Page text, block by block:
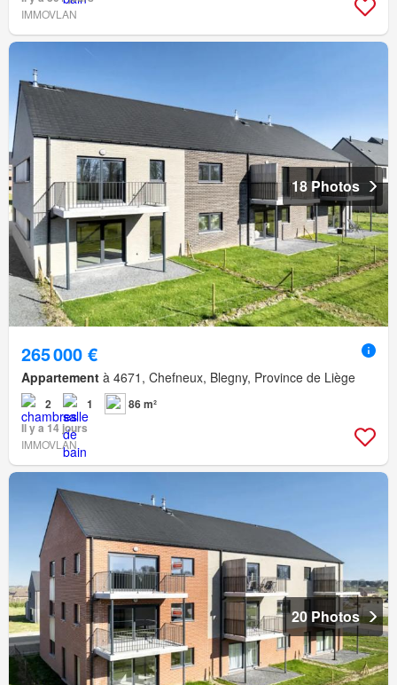
IMMOVLAN
18 Photos
265 000 €
Appartement à 4671, Chefneux, Blegny, Province de Liège
2 1
86 m²
Il y a 14 jours
IMMOVLAN
20 Photos